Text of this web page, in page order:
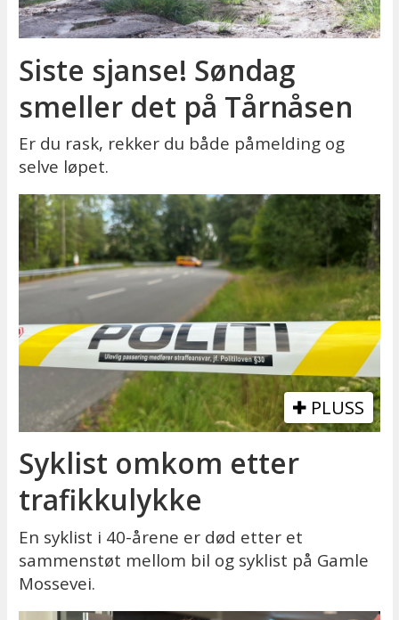
Siste sjanse! Søndag
smeller det på Tårnåsen
Er du rask, rekker du både påmelding og
selve løpet.
PLUSS
Syklist omkom etter
trafikkulykke
En syklist i 40-årene er død etter et
sammenstøt mellom bil og syklist på Gamle
Mossevei.